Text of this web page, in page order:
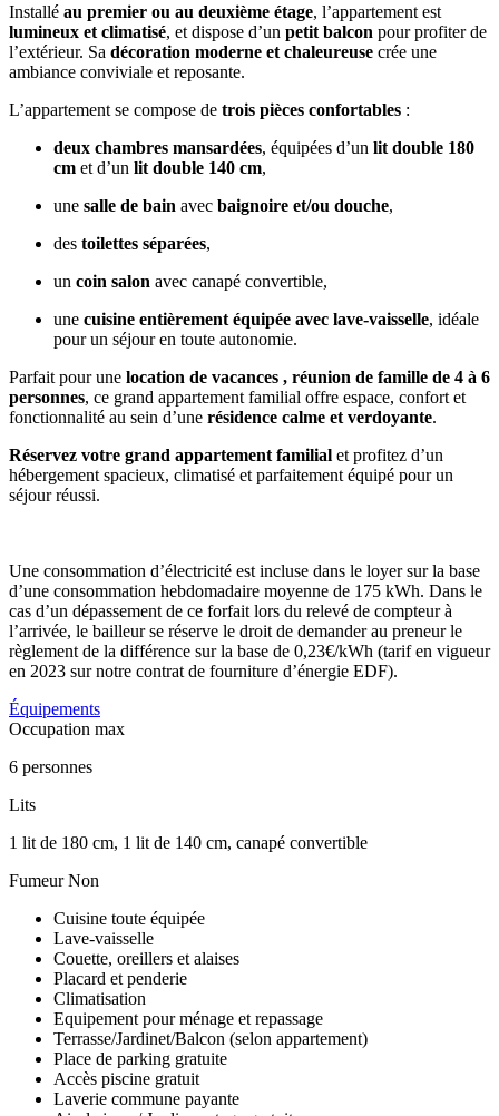
Installé au premier ou au deuxième étage, l’appartement est
lumineux et climatisé, et dispose d’un petit balcon pour profiter de
l’extérieur. Sa décoration moderne et chaleureuse crée une
ambiance conviviale et reposante.
L’appartement se compose de trois pièces confortables :
deux chambres mansardées, équipées d’un lit double 180
cm et d’un lit double 140 cm,
une salle de bain avec baignoire et/ou douche,
des toilettes séparées,
un coin salon avec canapé convertible,
une cuisine entièrement équipée avec lave-vaisselle, idéale
pour un séjour en toute autonomie.
Parfait pour une location de vacances , réunion de famille de 4 à 6
personnes, ce grand appartement familial offre espace, confort et
fonctionnalité au sein d’une résidence calme et verdoyante.
Réservez votre grand appartement familial et profitez d’un
hébergement spacieux, climatisé et parfaitement équipé pour un
séjour réussi.
Une consommation d’électricité est incluse dans le loyer sur la base
d’une consommation hebdomadaire moyenne de 175 kWh. Dans le
cas d’un dépassement de ce forfait lors du relevé de compteur à
l’arrivée, le bailleur se réserve le droit de demander au preneur le
règlement de la différence sur la base de 0,23€/kWh (tarif en vigueur
en 2023 sur notre contrat de fourniture d’énergie EDF).
Équipements
Occupation max
6 personnes
Lits
1 lit de 180 cm, 1 lit de 140 cm, canapé convertible
Fumeur Non
Cuisine toute équipée
Lave-vaisselle
Couette, oreillers et alaises
Placard et penderie
Climatisation
Equipement pour ménage et repassage
Terrasse/Jardinet/Balcon (selon appartement)
Place de parking gratuite
Accès piscine gratuit
Laverie commune payante